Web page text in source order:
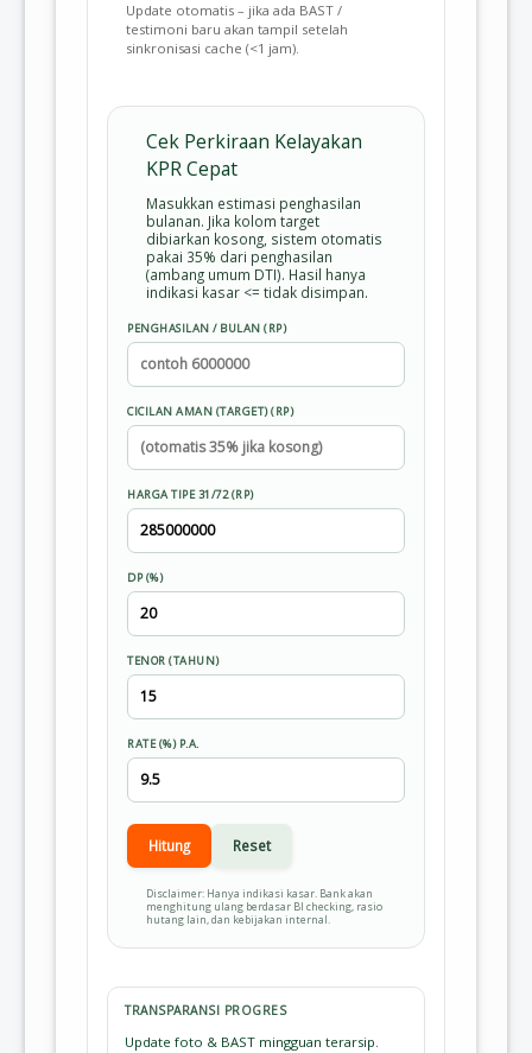
Update otomatis – jika ada BAST /
testimoni baru akan tampil setelah
sinkronisasi cache (<1 jam).
Cek Perkiraan Kelayakan
KPR Cepat
Masukkan estimasi penghasilan
bulanan. Jika kolom target
dibiarkan kosong, sistem otomatis
pakai 35% dari penghasilan
(ambang umum DTI). Hasil hanya
indikasi kasar <= tidak disimpan.
PENGHASILAN / BULAN (RP)
CICILAN AMAN (TARGET) (RP)
HARGA TIPE 31/72 (RP)
DP (%)
TENOR (TAHUN)
RATE (%) P.A.
Hitung Reset
Disclaimer: Hanya indikasi kasar. Bank akan
menghitung ulang berdasar BI checking, rasio
hutang lain, dan kebijakan internal.
TRANSPARANSI PROGRES
Update foto & BAST mingguan terarsip.